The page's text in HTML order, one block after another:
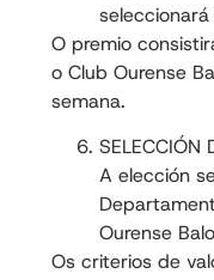
O premio
o Club Ourense
semana.
SELECCIÓN
A elección
Ourense
Os criterios de